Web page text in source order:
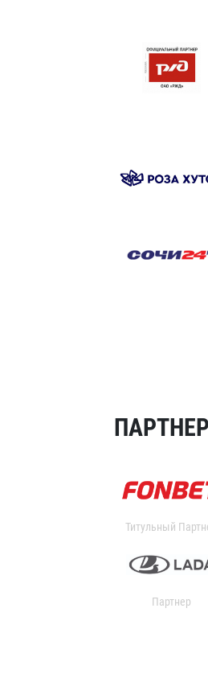
Титульный
Партнер